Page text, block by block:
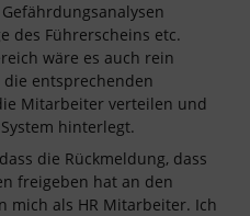
des Führerscheins etc.
wäre es auch rein
entsprechenden
Mitarbeiter verteilen und
hinterlegt.
die Rückmeldung, dass
freigeben hat an den
mich als HR Mitarbeiter. Ich